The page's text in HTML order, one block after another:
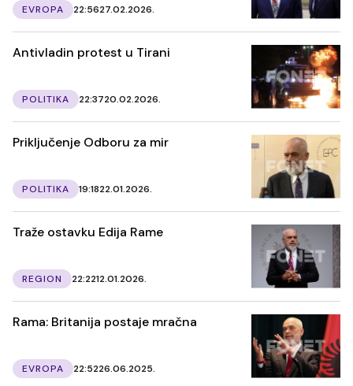
EVROPA 22:5627.02.2026.
Antivladin protest u Tirani
POLITIKA 22:3720.02.2026.
Priključenje Odboru za mir
POLITIKA 19:1822.01.2026.
Traže ostavku Edija Rame
REGION 22:2212.01.2026.
Rama: Britanija postaje mračna
EVROPA 22:5226.06.2025.